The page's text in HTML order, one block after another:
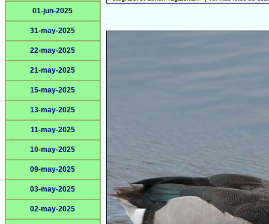
01-jun-2025
31-may-2025
22-may-2025
21-may-2025
15-may-2025
13-may-2025
11-may-2025
10-may-2025
09-may-2025
03-may-2025
02-may-2025